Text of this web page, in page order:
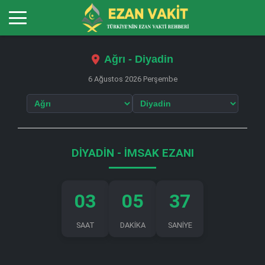
Ağrı - Diyadin
6 Ağustos 2026 Perşembe
DIYADIN - İMSAK EZANI
03
SAAT
05
DAKİKA
37
SANİYE